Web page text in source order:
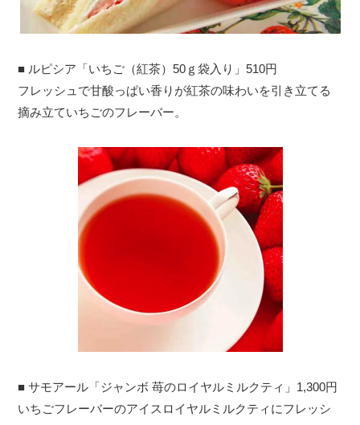
■ ルピシア「いちご（紅茶）50ｇ袋入り」510円
フレッシュで甘酸っぱい香りが紅茶の味わいを引き立てる
摘み立ていちごのフレーバー。
■ サモアール「ジャンボ 苺のロイヤルミルクティ」1,300円
いちごフレーバーのアイスロイヤルミルクティにフレッシ